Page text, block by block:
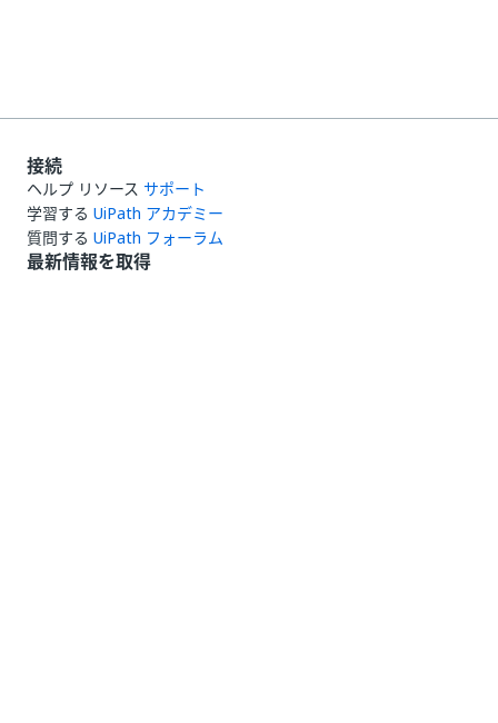
接続
ヘルプ リソース サポート
学習する UiPath アカデミー
質問する UiPath フォーラム
最新情報を取得